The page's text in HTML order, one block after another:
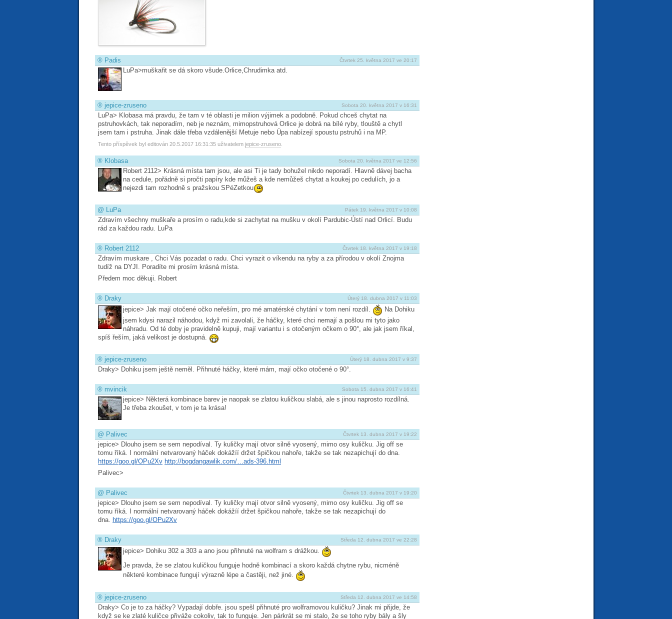
Čtvrtek 25. května 2017 ve 20:17
® Padis
LuPa>muškařit se dá skoro všude.Orlice,Chru­dimka atd.
Sobota 20. května 2017 v 16:31
® jepice-zruseno
LuPa> Klobasa má pravdu, že tam v té oblasti je milion výjimek a podobně. Pokud chceš chytat na
pstruhovkách, tak neporadím, neb je neznám, mimopstruhová Orlice je dobrá na bílé ryby, tlouště a chytl
jsem tam i pstruha. Jinak dále třeba vzdálenější Metuje nebo Úpa nabízejí spoustu pstruhů i na MP.
Tento příspěvek byl editován 20.5.2017 16:31:35 uživatelem jepice-zruseno
Sobota 20. května 2017 ve 12:56
® Klobasa
Robert 2112> Krásná místa tam jsou, ale asi Ti je tady bohužel nikdo neporadí. Hlavně dávej bacha
na cedule, pořádně si pročti papíry kde můžeš a kde nemůžeš chytat a koukej po cedulích, jo a
nejezdi tam rozhodně s pražskou SPéZetkou
Pátek 19. května 2017 v 10:08
@ LuPa
Zdravím všechny muškaře a prosím o radu,kde si zachytat na mušku v okolí Pardubic-Ústí nad Orlicí. Budu
rád za každou radu. LuPa
Čtvrtek 18. května 2017 v 19:18
® Robert 2112
Zdravím muskare , Chci Vás pozadat o radu. Chci vyrazit o víkendu na ryby a za přírodou v okolí Znojma
tudíž na DYJI. Poradíte mi prosím krásná místa.
Předem moc děkuji. Robert
Úterý 18. dubna 2017 v 11:03
® Draky
jepice> Jak mají otočené očko neřeším, pro mé amatérské chytání v tom není rozdíl.
Na Dohiku
jsem kdysi narazil náhodou, když mi zavolali, že háčky, které chci nemají a pošlou mi tyto jako
náhradu. Od té doby je pravidelně kupuji, mají variantu i s otočeným očkem o 90°, ale jak jsem říkal,
spíš řeším, jaká velikost je dostupná.
Úterý 18. dubna 2017 v 9:37
® jepice-zruseno
Draky> Dohiku jsem ještě neměl. Přihnuté háčky, které mám, mají očko otočené o 90°.
Sobota 15. dubna 2017 v 16:41
® mvincik
jepice> Některá kombinace barev je naopak se zlatou kuličkou slabá, ale s jinou naprosto rozdílná.
Je třeba zkoušet, v tom je ta krása!
Čtvrtek 13. dubna 2017 v 19:22
@ Palivec
jepice> Dlouho jsem se sem nepodíval. Ty kuličky mají otvor silně vyosený, mimo osy kuličku. Jig off se
tomu říká. I normální netvarovaný háček dokážíí držet špičkou nahoře, takže se tak nezapichují do dna.
https://goo.gl/OPu2Xv http://bogdangawlik.com/…ads-396.html
Palivec>
Čtvrtek 13. dubna 2017 v 19:20
@ Palivec
jepice> Dlouho jsem se sem nepodíval. Ty kuličky mají otvor silně vyosený, mimo osy kuličku. Jig off se
tomu říká. I normální netvarovaný háček dokážíí držet špičkou nahoře, takže se tak nezapichují do
dna. https://goo.gl/OPu2Xv
Středa 12. dubna 2017 ve 22:28
® Draky
jepice> Dohiku 302 a 303 a ano jsou přihnuté na wolfram s drážkou.
Je pravda, že se zlatou kuličkou funguje hodně kombinací a skoro každá chytne rybu, nicméně
některé kombinace fungují výrazně lépe a častěji, než jiné.
Středa 12. dubna 2017 ve 14:58
® jepice-zruseno
Draky> Co je to za háčky? Vypadají dobře. jsou spešl přihnuté pro wolframovou kuličku? Jinak mi přijde, že
když se ke zlaté kuličce přiváže cokoliv, tak to funguje. Jen párkrát se mi stalo, že se toho ryby bály a šly